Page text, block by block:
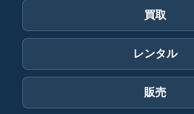
買取
レンタル
販売